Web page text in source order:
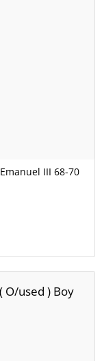
III 68-70